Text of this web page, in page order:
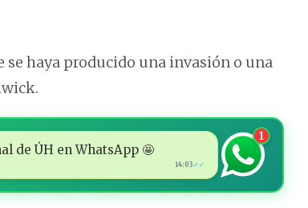
se haya producido una invasión o una
de ÚH en WhatsApp 🤩
14:03 ✓✓
1